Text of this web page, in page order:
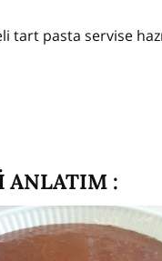
tart pasta servise
ANLATIM :